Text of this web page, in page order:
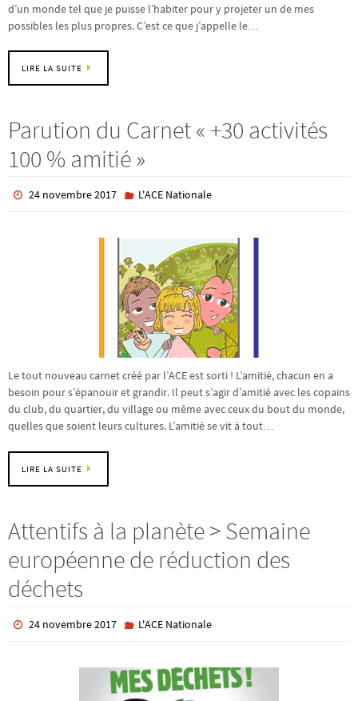
d’un monde tel que je puisse l’habiter pour y projeter un de mes
possibles les plus propres. C’est ce que j’appelle le…
LIRE LA SUITE
Parution du Carnet « +30 activités
100 % amitié »
24 novembre 2017 L'ACE Nationale
Le tout nouveau carnet créé par l’ACE est sorti ! L’amitié, chacun en a
besoin pour s’épanouir et grandir. Il peut s’agir d’amitié avec les copains
du club, du quartier, du village ou même avec ceux du bout du monde,
quelles que soient leurs cultures. L’amitié se vit à tout…
LIRE LA SUITE
Attentifs à la planète > Semaine
européenne de réduction des
déchets
24 novembre 2017 L'ACE Nationale